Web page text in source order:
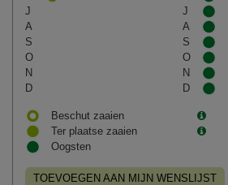
J
J
A
A
S
S
O
O
N
N
D
D
Beschut zaaien
Ter plaatse zaaien
Oogsten
TOEVOEGEN AAN MIJN WENSLIJST